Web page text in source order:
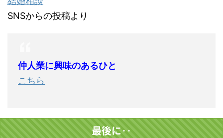
SNSからの投稿より
仲人業に興味のあるひと
こちら
最後に‥